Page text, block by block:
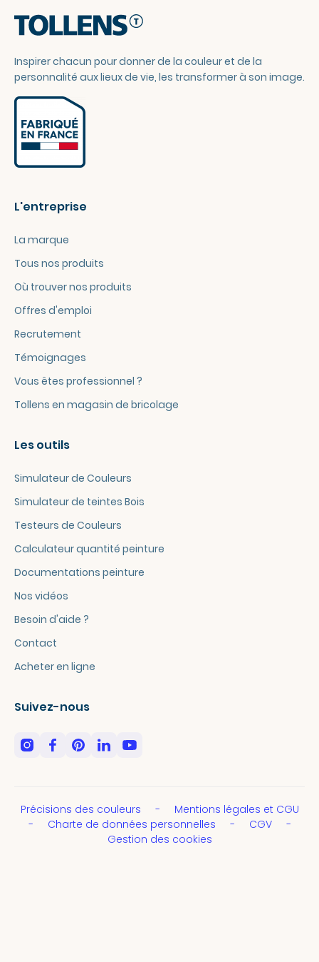
Inspirer chacun pour donner de la couleur et de la
personnalité aux lieux de vie, les transformer à son image.
L'entreprise
La marque
Tous nos produits
Où trouver nos produits
Offres d'emploi
Recrutement
Témoignages
Vous êtes professionnel ?
Tollens en magasin de bricolage
Les outils
Simulateur de Couleurs
Simulateur de teintes Bois
Testeurs de Couleurs
Calculateur quantité peinture
Documentations peinture
Nos vidéos
Besoin d'aide ?
Contact
Acheter en ligne
Suivez-nous
Précisions des couleurs
Mentions légales et CGU
Charte de données personnelles
CGV
Gestion des cookies